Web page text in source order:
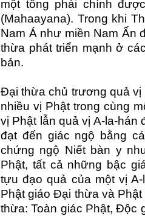
một tông phái chính
(Mahaayana). Trong khi
Nam Á như miền Nam Ấn
thừa phát triển mạnh ở
bản.
Đại thừa chủ trương quả vị
nhiều vị Phật trong cùng
vị Phật lẫn quả vị A-la-hán
đạt đến giác ngộ bằng
chứng ngộ Niết bàn y
Phật, tất cả những bậc
tựu đạo quả của một vị
Phật giáo Đại thừa và
thừa: Toàn giác Phật, Độc